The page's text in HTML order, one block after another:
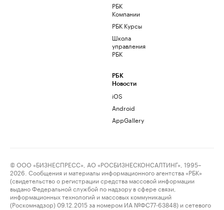
РБК
Компании
РБК Курсы
Школа
управления
РБК
РБК
Новости
iOS
Android
AppGallery
© ООО «БИЗНЕСПРЕСС», АО «РОСБИЗНЕСКОНСАЛТИНГ», 1995–
2026. Сообщения и материалы информационного агентства «РБК»
(свидетельство о регистрации средства массовой информации
выдано Федеральной службой по надзору в сфере связи,
информационных технологий и массовых коммуникаций
(Роскомнадзор) 09.12.2015 за номером ИА №ФС77-63848) и сетевого